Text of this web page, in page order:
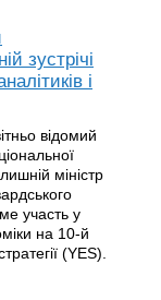
зустрічі
і
відомий
міністр
участь у
на 10-й
(YES).